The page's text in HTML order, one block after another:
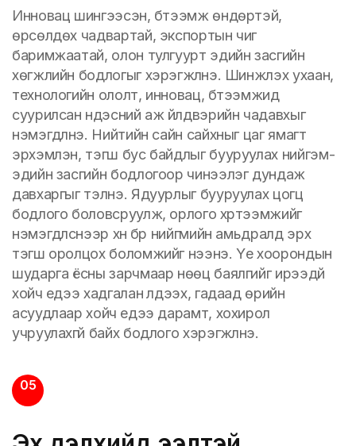
Инновац шингээсэн, бүтээмж өндөртэй,
өрсөлдөх чадвартай, экспортын чиг
баримжаатай, олон тулгуурт эдийн засгийн
хөгжлийн бодлогыг хэрэгжүүлнэ. Шинжлэх ухаан,
технологийн ололт, инновац, бүтээмжид
суурилсан үндэсний аж үйлдвэрийн чадавхыг
нэмэгдүүлнэ. Нийтийн сайн сайхныг цаг ямагт
эрхэмлэн, тэгш бус байдлыг бууруулах нийгэм-
эдийн засгийн бодлогоор чинээлэг дундаж
давхаргыг тэлнэ. Ядуурлыг бууруулах цогц
бодлого боловсруулж, орлого хүртээмжийг
нэмэгдүүлснээр хүн бүр нийгмийн амьдралд эрх
тэгш оролцох боломжийг нээнэ. Үе хоорондын
шударга ёсны зарчмаар нөөц баялгийг ирээдүй
хойч үедээ хадгалан үлдээх, гадаад өрийн
асуудлаар хойч үедээ дарамт, хохирол
учруулахгүй байх бодлого хэрэгжүүлнэ.
05